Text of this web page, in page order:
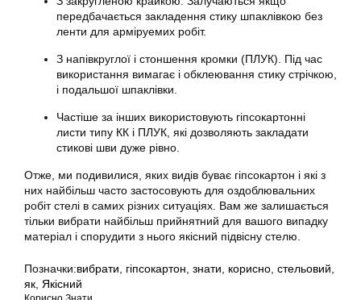
передбачається закладення стику шпаклівкою без
ленти для арміруемих робіт.
З напівкруглої і стоншення кромки (ПЛУК). Під час
використання вимагає і обклеювання стику стрічкою,
і подальшої шпаклівки.
Частіше за інших використовують гіпсокартонні
листи типу КК і ПЛУК, які дозволяють закладати
стикові шви дуже рівно.
Отже, ми подивилися, яких видів буває гіпсокартон і які з
них найбільш часто застосовують для оздоблювальних
робіт стелі в самих різних ситуаціях. Вам же залишається
тільки вибрати найбільш прийнятний для вашого випадку
матеріал і спорудити з нього якісний підвісну стелю.
Позначки:вибрати гіпсокартон знати корисно стельовий
як Якісний